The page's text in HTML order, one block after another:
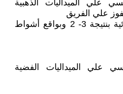
علي الميداليات الذهبية
علي الفريق
الروسي في المباراة النهائية بنتيجة 3- 2 وبواقع أشواط
علي الميداليات الفضية